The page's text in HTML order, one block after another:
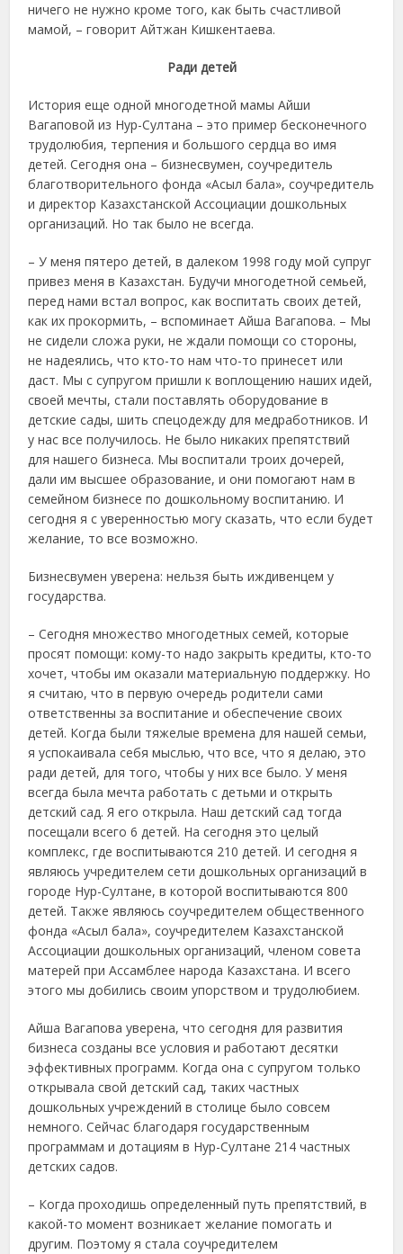
ничего не нужно кроме того, как быть счастливой
мамой, – говорит Айтжан Кишкентаева.
Ради детей
История еще одной многодетной мамы Айши
Вагаповой из Нур-Султана – это пример бесконечного
трудолюбия, терпения и большого сердца во имя
детей. Сегодня она – бизнесвумен, соучредитель
благотворительного фонда «Асыл бала», соучредитель
и директор Казахстанской Ассоциации дошкольных
организаций. Но так было не всегда.
– У меня пятеро детей, в далеком 1998 году мой супруг
привез меня в Казахстан. Будучи многодетной семьей,
перед нами встал вопрос, как воспитать своих детей,
как их прокормить, – вспоминает Айша Вагапова. – Мы
не сидели сложа руки, не ждали помощи со стороны,
не надеялись, что кто-то нам что-то принесет или
даст. Мы с супругом пришли к воплощению наших идей,
своей мечты, стали поставлять оборудование в
детские сады, шить спецодежду для медработников. И
у нас все получилось. Не было никаких препятствий
для нашего бизнеса. Мы воспитали троих дочерей,
дали им высшее образование, и они помогают нам в
семейном бизнесе по дошкольному воспитанию. И
сегодня я с уверенностью могу сказать, что если будет
желание, то все возможно.
Бизнесвумен уверена: нельзя быть иждивенцем у
государства.
– Сегодня множество многодетных семей, которые
просят помощи: кому-то надо закрыть кредиты, кто-то
хочет, чтобы им оказали материальную поддержку. Но
я считаю, что в первую очередь родители сами
ответственны за воспитание и обеспечение своих
детей. Когда были тяжелые времена для нашей семьи,
я успокаивала себя мыслью, что все, что я делаю, это
ради детей, для того, чтобы у них все было. У меня
всегда была мечта работать с детьми и открыть
детский сад. Я его открыла. Наш детский сад тогда
посещали всего 6 детей. На сегодня это целый
комплекс, где воспитываются 210 детей. И сегодня я
являюсь учредителем сети дошкольных организаций в
городе Нур-Султане, в которой воспитываются 800
детей. Также являюсь соучредителем общественного
фонда «Асыл бала», соучредителем Казахстанской
Ассоциации дошкольных организаций, членом совета
матерей при Ассамблее народа Казахстана. И всего
этого мы добились своим упорством и трудолюбием.
Айша Вагапова уверена, что сегодня для развития
бизнеса созданы все условия и работают десятки
эффективных программ. Когда она с супругом только
открывала свой детский сад, таких частных
дошкольных учреждений в столице было совсем
немного. Сейчас благодаря государственным
программам и дотациям в Нур-Султане 214 частных
детских садов.
– Когда проходишь определенный путь препятствий, в
какой-то момент возникает желание помогать и
другим. Поэтому я стала соучредителем